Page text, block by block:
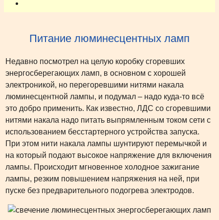
Питание люминесцентных ламп
Недавно посмотрел на целую коробку сгоревших
энергосберегающих ламп, в основном с хорошей
электроникой, но перегоревшими нитями накала
люминесцентной лампы, и подумал – надо куда-то всё
это добро применить. Как известно, ЛДС со сгоревшими
нитями накала надо питать выпрямленным током сети с
использованием бесстартерного устройства запуска.
При этом нити накала лампы шунтируют перемычкой и
на который подают высокое напряжение для включения
лампы. Происходит мгновенное холодное зажигание
лампы, резким повышением напряжения на ней, при
пуске без предварительного подогрева электродов.